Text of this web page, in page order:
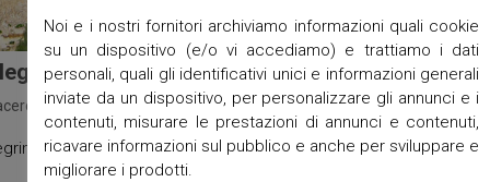
in Terra Santa 07-14 Settembre 2020
/Pellegrinaggi/No Comments/ Dicembre 16, 2019
in Terra Santa 07-14 Settembre 2020
Noi e i nostri fornitori archiviamo informazioni quali cookie
su un dispositivo (e/o vi accediamo) e trattiamo i dati
personali, quali gli identificativi unici e informazioni generali
inviate da un dispositivo, per personalizzare gli annunci e i
contenuti, misurare le prestazioni di annunci e contenuti,
ricavare informazioni sul pubblico e anche per sviluppare e
migliorare i prodotti.